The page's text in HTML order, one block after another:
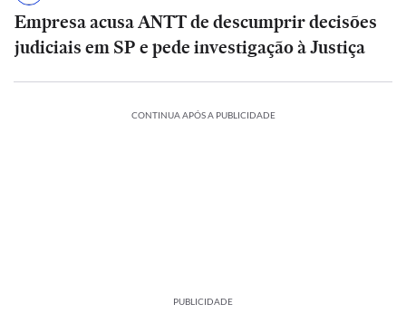
Empresa acusa ANTT de descumprir decisões
judiciais em SP e pede investigação à Justiça
CONTINUA APÓS A PUBLICIDADE
PUBLICIDADE